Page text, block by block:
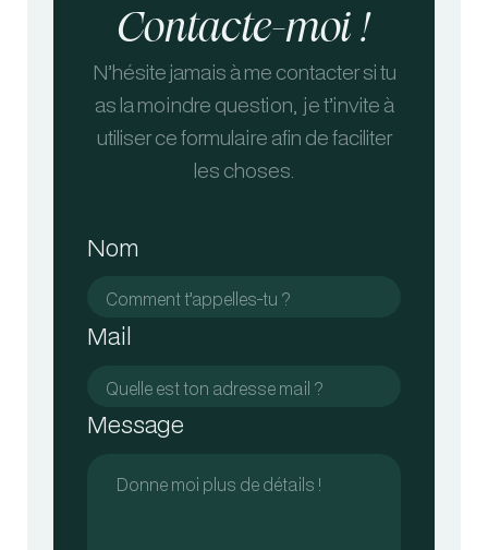
Contacte-moi !
N’hésite jamais à me contacter si tu
as la moindre question, je t’invite à
utiliser ce formulaire afin de faciliter
les choses.
Nom
Mail
Message